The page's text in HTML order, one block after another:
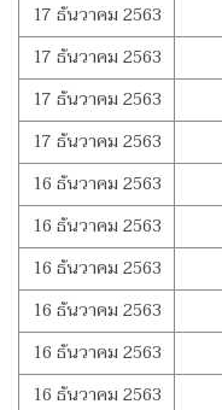
17 ธันวาคม 2563
17 ธันวาคม 2563
17 ธันวาคม 2563
17 ธันวาคม 2563
16 ธันวาคม 2563
16 ธันวาคม 2563
16 ธันวาคม 2563
16 ธันวาคม 2563
16 ธันวาคม 2563
16 ธันวาคม 2563